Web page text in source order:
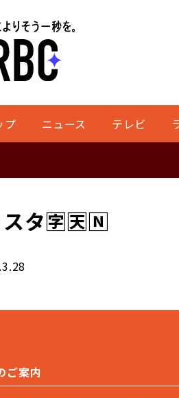
プ ニュース テレビ
スタ🈑🈗🄽
ご案内